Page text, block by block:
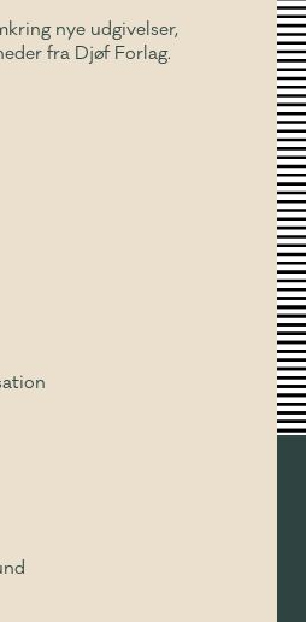
nye udgivelser,
fra Djøf Forlag.